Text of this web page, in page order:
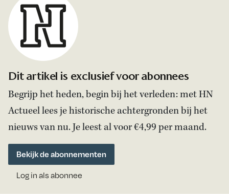
Dit artikel is exclusief voor abonnees
Begrijp het heden, begin bij het verleden: met HN
Actueel lees je historische achtergronden bij het
nieuws van nu. Je leest al voor €4,99 per maand.
Bekijk de abonnementen
Log in als abonnee